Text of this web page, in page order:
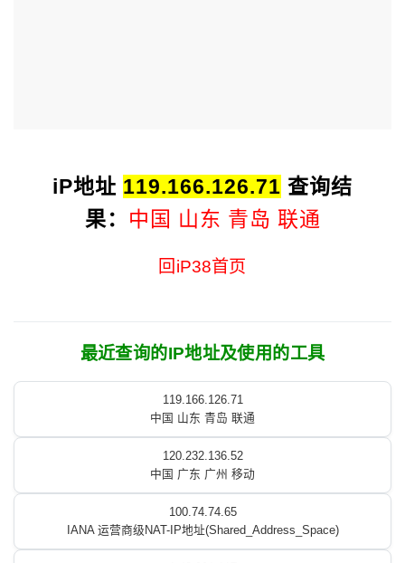
iP地址 119.166.126.71 查询结
果： 中国 山东 青岛 联通
回iP38首页
最近查询的IP地址及使用的工具
119.166.126.71
中国 山东 青岛 联通
120.232.136.52
中国 广东 广州 移动
100.74.74.65
IANA 运营商级NAT-IP地址(Shared_Address_Space)